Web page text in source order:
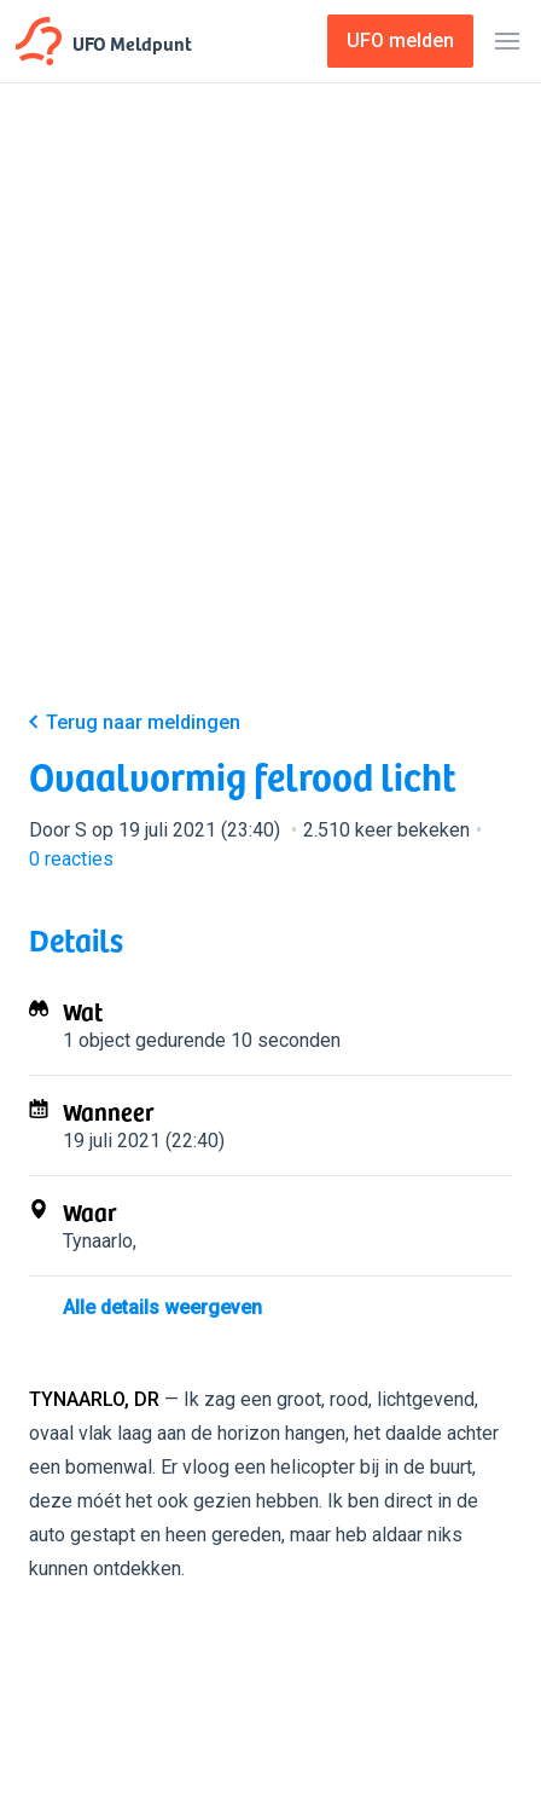
UFO Meldpunt UFO melden
Terug naar meldingen
Ovaalvormig felrood licht
Door S op 19 juli 2021 (23:40)
2.510 keer bekeken
0 reacties
Details
Wat
1 object gedurende 10 seconden
Wanneer
19 juli 2021 (22:40)
Waar
Tynaarlo,
Alle details weergeven
TYNAARLO, DR — Ik zag een groot, rood, lichtgevend,
ovaal vlak laag aan de horizon hangen, het daalde achter
een bomenwal. Er vloog een helicopter bij in de buurt,
deze móét het ook gezien hebben. Ik ben direct in de
auto gestapt en heen gereden, maar heb aldaar niks
kunnen ontdekken.